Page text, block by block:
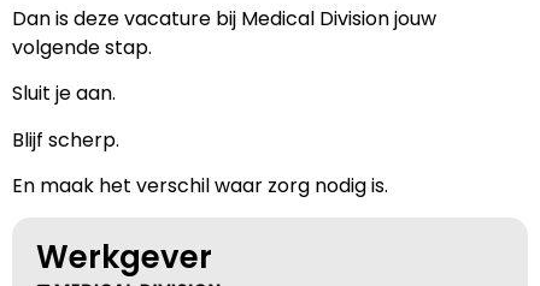
Dan is deze vacature bij Medical Division jouw
volgende stap.
Sluit je aan.
Blijf scherp.
En maak het verschil waar zorg nodig is.
Werkgever